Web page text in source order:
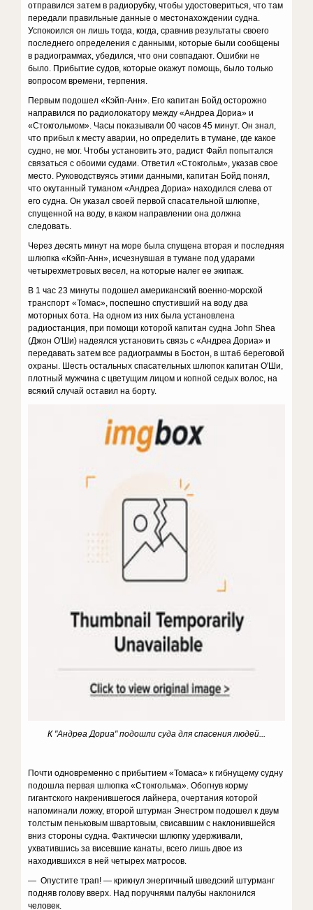
отправился затем в радиорубку, чтобы удостовериться, что там
передали правильные данные о местонахождении судна.
Успокоился он лишь тогда, когда, сравнив результаты своего
последнего определения с данными, которые были сообщены
в радиограммах, убедился, что они совпадают. Ошибки не
было. Прибытие судов, которые окажут помощь, было только
вопросом времени, терпения.
Первым подошел «Кэйп-Анн». Его капитан Бойд осторожно
направился по радиолокатору между «Андреа Дориа» и
«Стокгольмом». Часы показывали 00 часов 45 минут. Он знал,
что прибыл к месту аварии, но определить в тумане, где какое
судно, не мог. Чтобы установить это, радист Файл попытался
связаться с обоими судами. Ответил «Стокгольм», указав свое
место. Руководствуясь этими данными, капитан Бойд понял,
что окутанный туманом «Андреа Дориа» находился слева от
его судна. Он указал своей первой спасательной шлюпке,
спущенной на воду, в каком направлении она должна
следовать.
Через десять минут на море была спущена вторая и последняя
шлюпка «Кэйп-Анн», исчезнувшая в тумане под ударами
четырехметровых весел, на которые налег ее экипаж.
В 1 час 23 минуты подошел американский военно-морской
транспорт «Томас», поспешно спустивший на воду два
моторных бота. На одном из них была установлена
радиостанция, при помощи которой капитан судна John Shea
(Джон О'Ши) надеялся установить связь с «Андреа Дориа» и
передавать затем все радиограммы в Бостон, в штаб береговой
охраны. Шесть остальных спасательных шлюпок капитан О'Ши,
плотный мужчина с цветущим лицом и копной седых волос, на
всякий случай оставил на борту.
К "Андреа Дориа" подошли суда для спасения людей...
Почти одновременно с прибытием «Томаса» к гибнущему судну
подошла первая шлюпка «Стокгольма». Обогнув корму
гигантского накренившегося лайнера, очертания которой
напоминали ложку, второй штурман Энестром подошел к двум
толстым пеньковым швартовым, свисавшим с наклонившейся
вниз стороны судна. Фактически шлюпку удерживали,
ухватившись за висевшие канаты, всего лишь двое из
находившихся в ней четырех матросов.
— Опустите трап! — крикнул энергичный шведский штурманг
подняв голову вверх. Над поручнями палубы наклонился
человек.